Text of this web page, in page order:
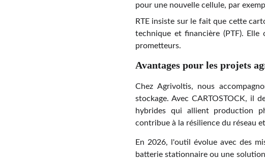
Avantages pour les projets
pour une nouvelle cellule, par
RTE insiste sur le fait que cette
technique et financière (PTF).
prometteurs.
Chez Agrivoltis, nous
stockage. Avec CARTOSTOCK, il
hybrides qui allient production
contribue à la résilience du réseau
En 2026, l'outil évolue avec des
batterie stationnaire ou une